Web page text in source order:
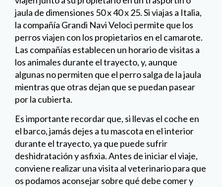
jaula de dimensiones 50 x 40 x 25. Si viajas a Italia,
la compañía Grandi Navi Veloci permite que los
perros viajen con los propietarios en el camarote.
Las compañías establecen un horario de visitas a
los animales durante el trayecto, y, aunque
algunas no permiten que el perro salga de la jaula
mientras que otras dejan que se puedan pasear
por la cubierta.
Es importante recordar que, si llevas el coche en
el barco, jamás dejes a tu mascota en el interior
durante el trayecto, ya que puede sufrir
deshidratación y asfixia. Antes de iniciar el viaje,
conviene realizar una visita al veterinario para que
os podamos aconsejar sobre qué debe comer y